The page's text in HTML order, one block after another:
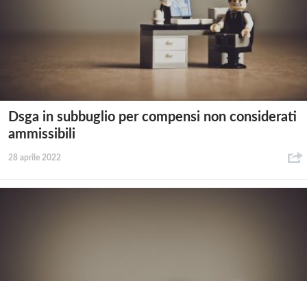
Dsga in subbuglio per compensi non considerati
ammissibili
28 aprile 2022